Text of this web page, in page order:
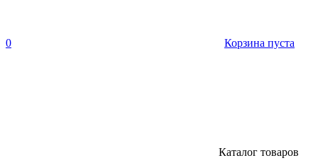
0 Корзина пуста
Каталог товаров